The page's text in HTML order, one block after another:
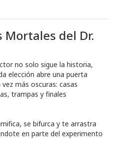
Mortales del Dr.
no solo sigue la historia,
elección abre una puerta
más oscuras: casas
trampas y finales
se bifurca y te arrastra
en parte del experimento